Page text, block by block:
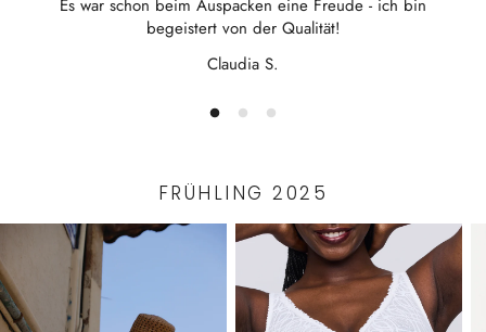
Nicht bügeln
Es war schon beim Auspacken eine Freude - ich bin
begeistert von der Qualität!
Claudia S.
FRÜHLING 2025